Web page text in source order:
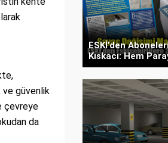
ve güvenlik
çevreye
da
ESKİ’den
Kıskacı: Hem